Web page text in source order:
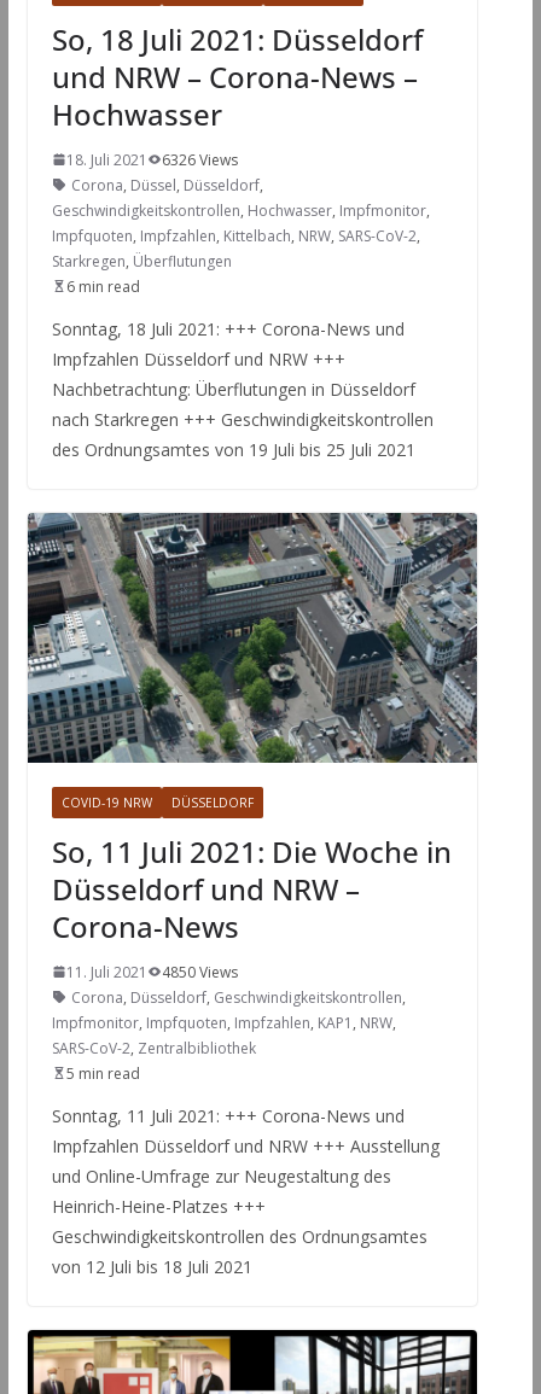
So, 18 Juli 2021: Düsseldorf
und NRW – Corona-News –
Hochwasser
18. Juli 2021
6326 Views
Corona, Düssel, Düsseldorf,
Geschwindigkeitskontrollen, Hochwasser, Impfmonitor,
Impfquoten, Impfzahlen, Kittelbach, NRW, SARS-CoV-2,
Starkregen, Überflutungen
6 min read
Sonntag, 18 Juli 2021: +++ Corona-News und
Impfzahlen Düsseldorf und NRW +++
Nachbetrachtung: Überflutungen in Düsseldorf
nach Starkregen +++ Geschwindigkeitskontrollen
des Ordnungsamtes von 19 Juli bis 25 Juli 2021
COVID-19 NRW DÜSSELDORF
So, 11 Juli 2021: Die Woche in
Düsseldorf und NRW –
Corona-News
11. Juli 2021
4850 Views
Corona, Düsseldorf, Geschwindigkeitskontrollen,
Impfmonitor, Impfquoten, Impfzahlen, KAP1 , NRW,
SARS-CoV-2, Zentralbibliothek
5 min read
Sonntag, 11 Juli 2021: +++ Corona-News und
Impfzahlen Düsseldorf und NRW +++ Ausstellung
und Online-Umfrage zur Neugestaltung des
Heinrich-Heine-Platzes +++
Geschwindigkeitskontrollen des Ordnungsamtes
von 12 Juli bis 18 Juli 2021